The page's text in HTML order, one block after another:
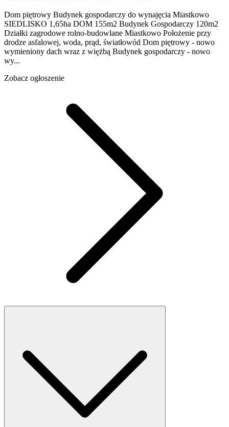
Dom piętrowy Budynek gospodarczy do wynajęcia Miastkowo
SIEDLISKO 1,65ha DOM 155m2 Budynek Gospodarczy 120m2
Działki zagrodowe rolno-budowlane Miastkowo Położenie przy
drodze asfalowej, woda, prąd, światłowód Dom piętrowy - nowo
wymieniony dach wraz z więżbą Budynek gospodarczy - nowo
wy...
Zobacz ogłoszenie